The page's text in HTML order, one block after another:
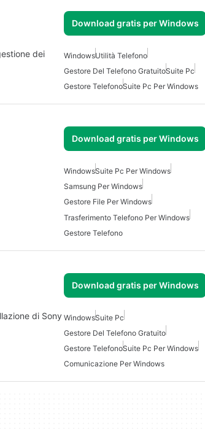
Download gratis per Windows
dei
WindowsUtilità Telefono
Gestore Del Telefono GratuitoSuite Pc
Gestore TelefonoSuite Pc Per Windows
Download gratis per Windows
WindowsSuite Pc Per Windows
Samsung Per Windows
Gestore File Per Windows
Trasferimento Telefono Per Windows
Gestore Telefono
Download gratis per Windows
di Sony WindowsSuite Pc
Gestore Del Telefono Gratuito
Gestore TelefonoSuite Pc Per Windows
Comunicazione Per Windows